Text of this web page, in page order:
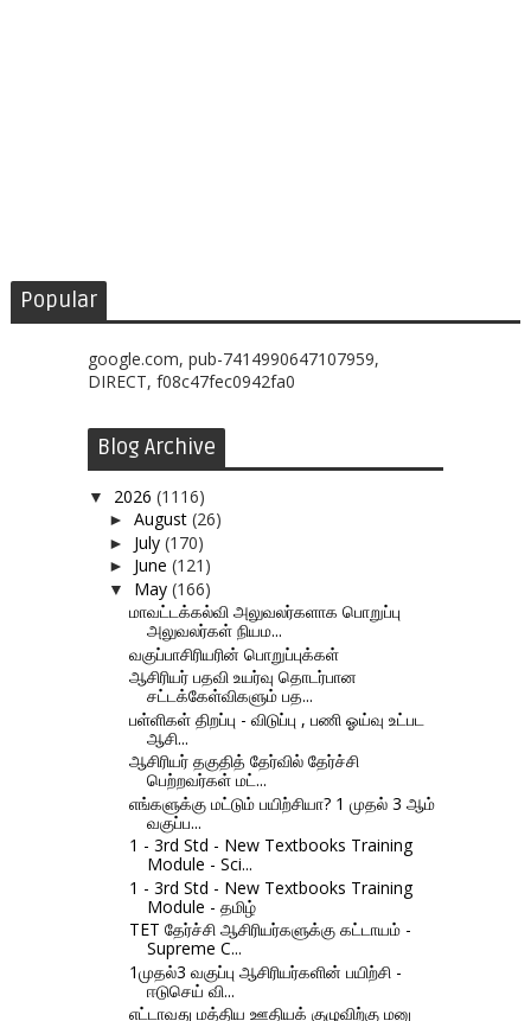
Popular
google.com, pub-7414990647107959,
DIRECT, f08c47fec0942fa0
Blog Archive
▼ 2026 (1116)
► August (26)
► July (170)
► June (121)
▼ May (166)
மாவட்டக்கல்வி அலுவலர்களாக பொறுப்பு
அலுவலர்கள் நியம...
வகுப்பாசிரியரின் பொறுப்புக்கள்
ஆசிரியர் பதவி உயர்வு தொடர்பான
சட்டக்கேள்விகளும் பத...
பள்ளிகள் திறப்பு - விடுப்பு , பணி ஓய்வு உட்பட
ஆசி...
ஆசிரியர் தகுதித் தேர்வில் தேர்ச்சி
பெற்றவர்கள் மட்...
எங்களுக்கு மட்டும் பயிற்சியா? 1 முதல் 3 ஆம்
வகுப்ப...
1 - 3rd Std - New Textbooks Training
Module - Sci...
1 - 3rd Std - New Textbooks Training
Module - தமிழ்
TET தேர்ச்சி ஆசிரியர்களுக்கு கட்டாயம் -
Supreme C...
1முதல்3 வகுப்பு ஆசிரியர்களின் பயிற்சி -
ஈடுசெய் வி...
எட்டாவது மத்திய ஊதியக் குழுவிற்கு மனு